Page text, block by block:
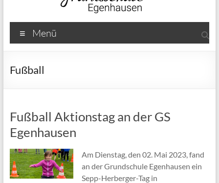
Grundschule
Egenhausen
Menü
Fußball
Fußball Aktionstag an der GS
Egenhausen
Am Dienstag, den 02. Mai 2023, fand
an der Grundschule Egenhausen ein
Sepp-Herberger-Tag in